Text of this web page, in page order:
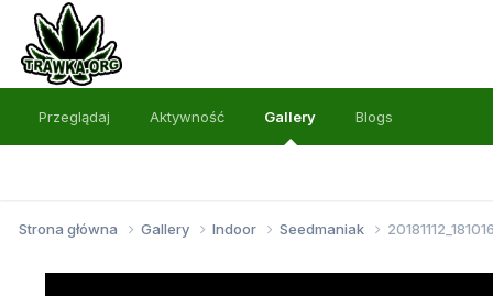
Przeglądaj Aktywność Gallery Blogs
Strona główna Gallery Indoor Seedmaniak